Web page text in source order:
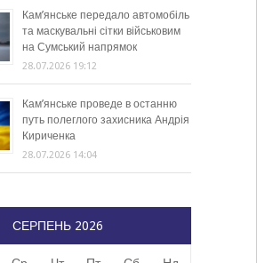
Кам’янське передало автомобіль
та маскувальні сітки військовим
на Сумський напрямок
28.07.2026 19:12
Кам’янське проведе в останню
путь полеглого захисника Андрія
Кириченка
28.07.2026 14:04
СЕРПЕНЬ 2026